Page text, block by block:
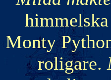
Monty
roligare.